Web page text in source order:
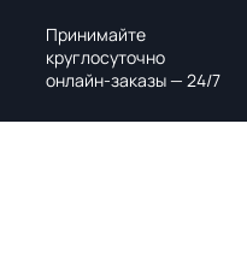
Принимайте
круглосуточно
онлайн-заказы — 24/7